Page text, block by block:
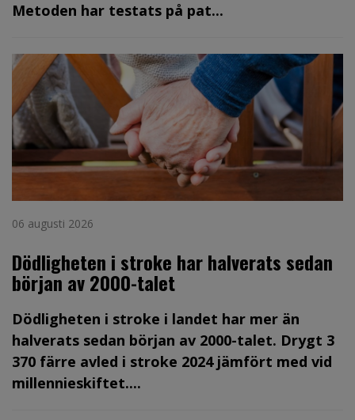
Metoden har testats på pat...
06 augusti 2026
Dödligheten i stroke har halverats sedan
början av 2000-talet
Dödligheten i stroke i landet har mer än
halverats sedan början av 2000-talet. Drygt 3
370 färre avled i stroke 2024 jämfört med vid
millennieskiftet....